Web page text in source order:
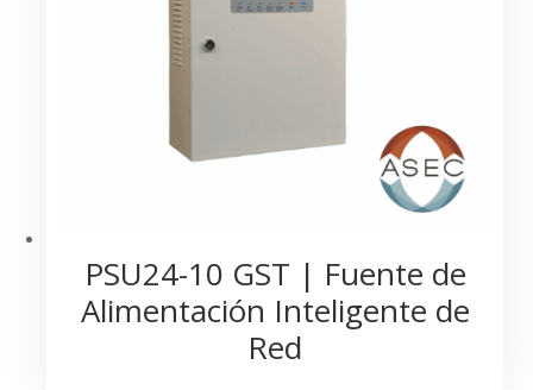
PSU24-10 GST | Fuente de
Alimentación Inteligente de
Red